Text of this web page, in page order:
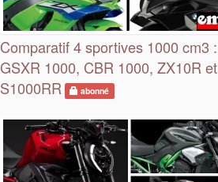
Comparatif 4 sportives 1000 cm3 :
GSXR 1000, CBR 1000, ZX10R et
S1000RR
abonné